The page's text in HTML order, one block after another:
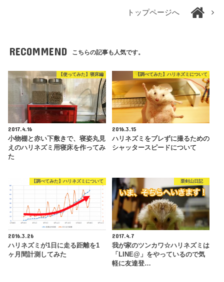
トップページへ
RECOMMEND こちらの記事も人気です。
【使ってみた】寝床編
2017.4.16
小物棚と赤い下敷きで、寝姿丸見
えのハリネズミ用寝床を作ってみ
た
【調べてみた】ハリネズミについて
2016.3.15
ハリネズミをブレずに撮るための
シャッタースピードについて
【調べてみた】ハリネズミについて
2016.3.26
ハリネズミが1日に走る距離を1
ヶ月間計測してみた
栗剣山日記
2017.4.7
我が家のツンカワ☆ハリネズミは
「LINE@」をやっているので気
軽に友達登…